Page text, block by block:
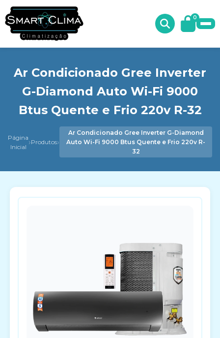
0
Ar Condicionado Gree Inverter
G-Diamond Auto Wi-Fi 9000
Btus Quente e Frio 220v R-32
Página
Inicial ›Produtos›
Ar Condicionado Gree Inverter G-Diamond
Auto Wi-Fi 9000 Btus Quente e Frio 220v R-
32